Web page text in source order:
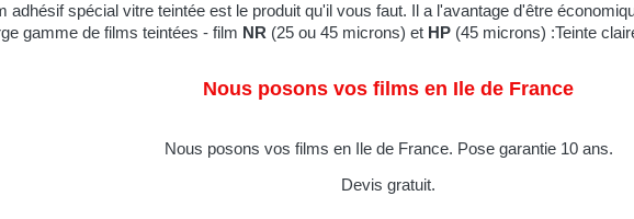
adhésif spécial vitre teintée est le produit qu'il vous faut. Il a l'avantage d'être
gamme de films teintées - film NR (25 ou 45 microns) et HP(45 microns) :Teinte
Nous posons vos films en Ile de France
Nous posons vos films en Ile de France. Pose garantie 10 ans.
Devis gratuit.